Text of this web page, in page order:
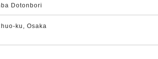
Dotonbori
ku, Osaka